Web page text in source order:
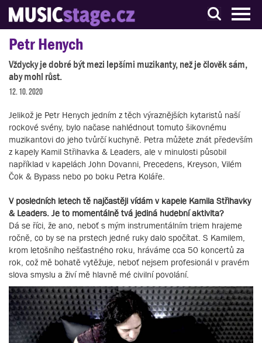
S muzikanty pro muzikanty
Petr Henych
Vždycky je dobré být mezi lepšími muzikanty, než je člověk sám,
aby mohl růst.
12. 10. 2020
Jelikož je Petr Henych jedním z těch výraznějších kytaristů naší
rockové svény, bylo načase nahlédnout tomuto šikovnému
muzikantovi do jeho tvůrčí kuchyně. Petra můžete znát především
z kapely Kamil Střihavka & Leaders, ale v minulosti působil
například v kapelách John Dovanni, Precedens, Kreyson, Vilém
Čok & Bypass nebo po boku Petra Koláře.
V posledních letech tě najčastěji vídám v kapele Kamila Střihavky
& Leaders. Je to momentálně tvá jediná hudební aktivita?
Dá se říci, že ano, neboť s mým instrumentálním triem hrajeme
ročně, co by se na prstech jedné ruky dalo spočítat. S Kamilem,
krom letošního nešťastného roku, hráváme cca 50 koncertů za
rok, což mě bohatě vytěžuje, neboť nejsem profesionál v pravém
slova smyslu a živí mě hlavně mé civilní povolání.